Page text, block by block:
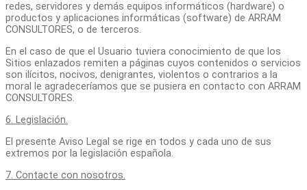
redes, servidores y demás equipos informáticos (hardware) o
productos y aplicaciones informáticas (software) de ARRAM
CONSULTORES, o de terceros.
En el caso de que el Usuario tuviera conocimiento de que los
Sitios enlazados remiten a páginas cuyos contenidos o servicios
son ilícitos, nocivos, denigrantes, violentos o contrarios a la
moral le agradeceríamos que se pusiera en contacto con ARRAM
CONSULTORES.
6. Legislación.
El presente Aviso Legal se rige en todos y cada uno de sus
extremos por la legislación española.
7. Contacte con nosotros.